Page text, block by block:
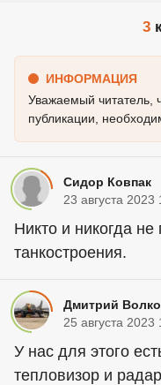
3
ИНФОРМАЦИЯ
Уважаемый читатель,
публикации,
Сидор Ковпак
23 августа 2023
Никто и никогда
танкостроения.
Дмитрий
25 августа 2023
У нас для этого
тепловизор и